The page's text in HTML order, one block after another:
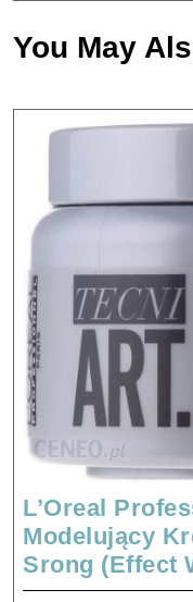
You May
L’Oreal
Modelujący
Srong (Effect